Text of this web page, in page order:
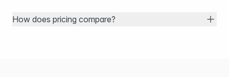
How does pricing compare?